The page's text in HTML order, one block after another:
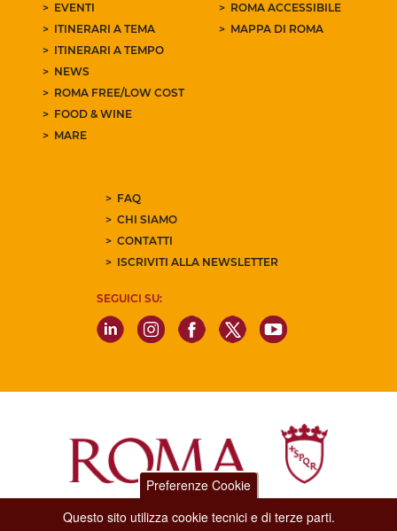
EVENTI
ITINERARI A TEMA
ITINERARI A TEMPO
NEWS
ROMA FREE/LOW COST
FOOD & WINE
MARE
ROMA ACCESSIBILE
MAPPA DI ROMA
FAQ
CHI SIAMO
CONTATTI
ISCRIVITI ALLA NEWSLETTER
SEGUICI SU:
Dipartimento Grandi Eventi, Sport, Turismo e Moda.
Preferenze Cookie
Questo sito utilizza cookie tecnici e di terze parti.